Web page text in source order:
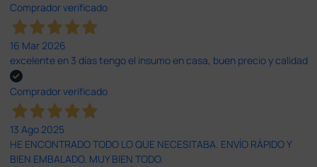
Comprador verificado
16 Mar 2026
excelente en 3 días tengo el insumo en casa, buen precio y calidad
Comprador verificado
13 Ago 2025
HE ENCONTRADO TODO LO QUE NECESITABA. ENVÍO RÁPIDO Y
BIEN EMBALADO. MUY BIEN TODO.